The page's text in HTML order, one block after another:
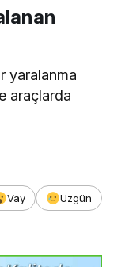
yaralanma
araçlarda
Vay
Üzgün